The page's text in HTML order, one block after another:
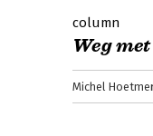
column
Weg
Michel